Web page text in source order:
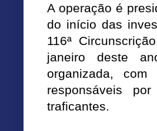
A operação é
do início das
116ª
janeiro deste
organizada,
responsáveis
traficantes.